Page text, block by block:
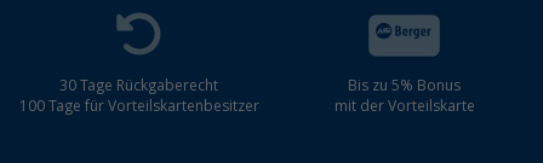
30 Tage Rückgaberecht
100 Tage für Vorteilskartenbesitzer
Bis zu 5% Bonus
mit der Vorteilskarte